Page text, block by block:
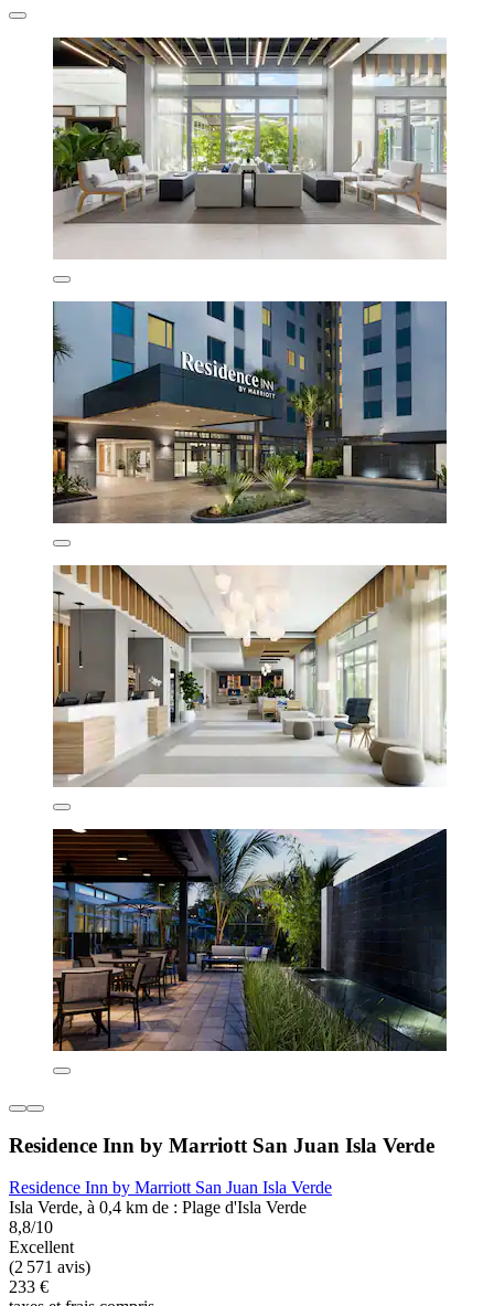
Residence Inn by Marriott San Juan Isla Verde
Residence Inn by Marriott San Juan Isla Verde
Isla Verde, à 0,4 km de : Plage d'Isla Verde
8,8/10
Excellent
(2 571 avis)
233 €